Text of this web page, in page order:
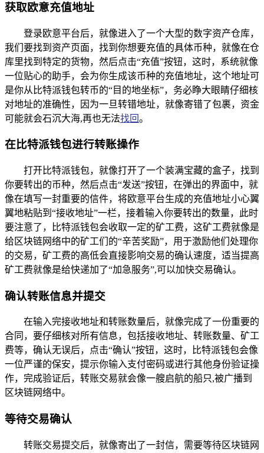
获取欧意充值地址
登录欧意平台后，就像进入了一个大型的数字资产仓库，
我们要找到资产页面，找到你想要充值的具体币种，就像在仓
库里找到特定的货物，然后点击“充值”按钮，这时，系统就像
一位贴心的助手，会为你生成该币种的充值地址，这个地址可
是你从比特派钱包转币的“目的地坐标”，务必睁大眼睛仔细核
对地址的准确性，因为一旦转错地址，就像寄错了包裹，资金
可能就会石沉大海,再也无法找回。
在比特派钱包进行转账操作
打开比特派钱包，就像打开了一个装满宝藏的盒子，找到
你要转出的币种，然后点击“发送”按钮，在弹出的界面中，就
像在填写一封重要的信件，将欧意平台生成的充值地址小心翼
翼地粘贴到“接收地址”一栏，接着输入你要转出的数量，此时
要注意了，比特派钱包会收取一定的矿工费，这矿工费就像是
给区块链网络中的矿工们的“辛苦奖励”，用于激励他们处理你
的交易，矿工费的高低会直接影响交易的确认速度，适当提高
矿工费就像是给快递加了“加急服务”,可以加快交易确认。
确认转账信息并提交
在输入完接收地址和转账数量后，就像完成了一份重要的
合同，要仔细核对所有信息，包括接收地址、转账数量、矿工
费等，确认无误后，点击“确认”按钮，这时，比特派钱包会像
一位严谨的保安，提示你输入支付密码或进行其他身份验证操
作，完成验证后，转账交易就会像一艘启航的船只,被广播到
区块链网络中。
等待交易确认
转账交易提交后，就像寄出了一封信，需要等待区块链网